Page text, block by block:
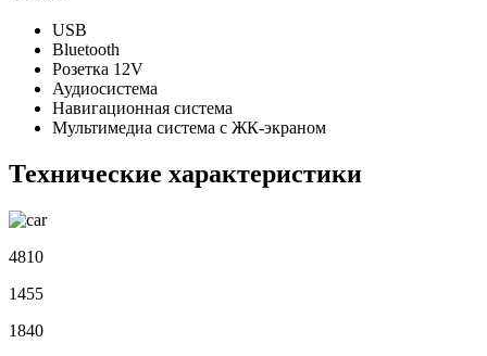
USB
Bluetooth
Розетка 12V
Аудиосистема
Навигационная система
Мультимедиа система с ЖК-экраном
Технические характеристики
4810
1455
1840